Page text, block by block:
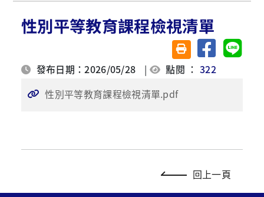
性別平等教育課程檢視清單
友善列印(另開視窗)
分享至臉書分享
發布日期：2026/05/28 | 點閱 ：322
性別平等教育課程檢視清單.pdf
回上一頁